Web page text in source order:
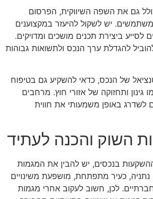
גם את השפה השיווקית, הפרסום
יש לשקול להיעזר במקצוענים
לסייע ביצירת תכנים מושכים ומדויקים.
להגדלת ערך הנכס ולתשואות גבוהות
של הנכס, כדאי להשקיע גם בטיפוח
גינון ותחזוקה של אזורי חוץ. מרחבים
לשדרג באופן משמעותי את חווית
השוק והכנה לעתיד
בנכסים, יש להבין את המגמות
נתניה, כעיר מתפתחת, מושפעת משינויים
וחברתיים. לכן, חשוב לעקוב אחרי מגמות